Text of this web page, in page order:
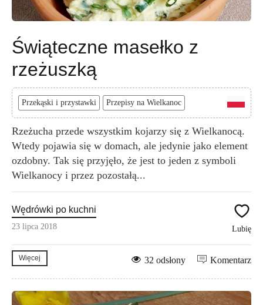
Świąteczne masełko z
rzeżuszką
Przekąski i przystawki Przepisy na Wielkanoc
Rzeżucha przede wszystkim kojarzy się z Wielkanocą.
Wtedy pojawia się w domach, ale jedynie jako element
ozdobny. Tak się przyjęło, że jest to jeden z symboli
Wielkanocy i przez pozostałą...
Wędrówki po kuchni
23 lipca 2018 Lubię
Więcej Komentarz
32 odsłony